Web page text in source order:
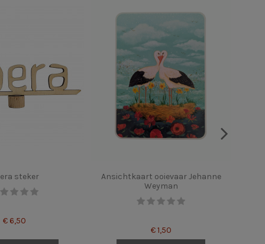
steker
€ 6,50
Ansichtkaart ooievaar Jehanne
Weyman
€ 1,50